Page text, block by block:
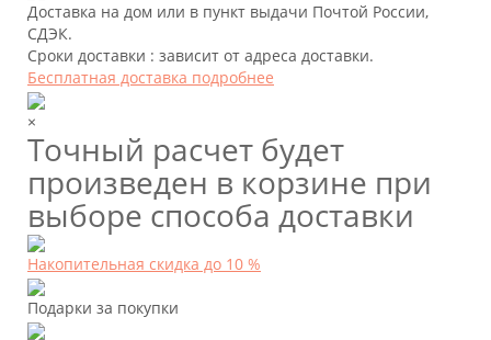
Доставка на дом или в пункт выдачи Почтой России,
СДЭК.
Сроки доставки : зависит от адреса доставки.
Бесплатная доставка подробнее
×
Точный расчет будет
произведен в корзине при
выборе способа доставки
Накопительная скидка до 10 %
Подарки за покупки